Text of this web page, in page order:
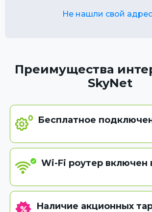
Не нашли свой
Преимущества
SkyNet
Бесплатное
Wi-Fi роутер включен
Наличие акционных